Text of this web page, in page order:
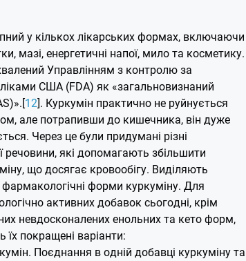
у кількох лікарських формах, включаючи
мазі, енергетичні напої, мило та косметику.
Управлінням з контролю за
США (FDA) як «загальновизнаний
12]. Куркумін практично не руйнується
але потрапивши до кишечника, він дуже
Через це були придумані різні
речовини, які допомагають збільшити
що досягає кровообігу. Виділяють
фармакологічні форми куркуміну. Для
активних добавок сьогодні, крім
невдосконалених енольних та кето форм,
їх покращені варіанти:
Поєднання в одній добавці куркуміну та